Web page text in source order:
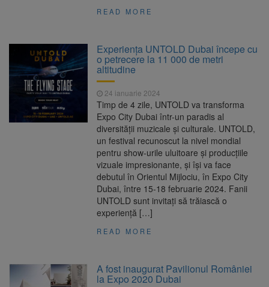
READ MORE
Experiența UNTOLD Dubai începe cu
o petrecere la 11 000 de metri
altitudine
24 ianuarie 2024
Timp de 4 zile, UNTOLD va transforma
Expo City Dubai într-un paradis al
diversității muzicale și culturale. UNTOLD,
un festival recunoscut la nivel mondial
pentru show-urile uluitoare și producțiile
vizuale impresionante, și își va face
debutul în Orientul Mijlociu, în Expo City
Dubai, între 15-18 februarie 2024. Fanii
UNTOLD sunt invitați să trăiască o
experiență […]
READ MORE
A fost inaugurat Pavilionul României
la Expo 2020 Dubai